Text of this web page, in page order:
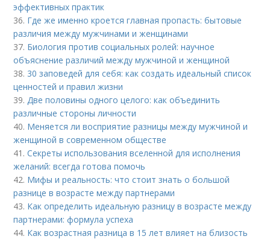
эффективных практик
36. Где же именно кроется главная пропасть: бытовые
различия между мужчинами и женщинами
37. Биология против социальных ролей: научное
объяснение различий между мужчиной и женщиной
38. 30 заповедей для себя: как создать идеальный список
ценностей и правил жизни
39.Две половины одного целого: как объединить
различные стороны личности
40. Меняется ли восприятие разницы между мужчиной и
женщиной в современном обществе
41.Секреты использования вселенной для исполнения
желаний: всегда готова помочь
42. Мифы и реальность: что стоит знать о большой
разнице в возрасте между партнерами
43. Как определить идеальную разницу в возрасте между
партнерами: формула успеха
44. Как возрастная разница в 15 лет влияет на близость